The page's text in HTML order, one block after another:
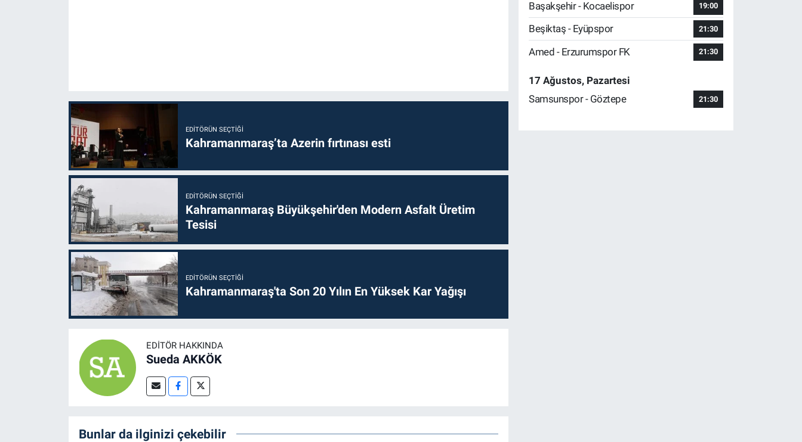
EDITÖRÜN SEÇTIĞI
Kahramanmaraş’ta Azerin fırtınası esti
EDITÖRÜN SEÇTIĞI
Kahramanmaraş Büyükşehir'den Modern Asfalt Üretim
Tesisi
EDITÖRÜN SEÇTIĞI
Kahramanmaraş'ta Son 20 Yılın En Yüksek Kar Yağışı
EDITÖR HAKKINDA
Sueda AKKÖK
Bunlar da ilginizi çekebilir
Başakşehir - Kocaelispor
19:00
Beşiktaş - Eyüpspor 21:30
Amed - Erzurumspor FK 21:30
17 Ağustos, Pazartesi
Samsunspor - Göztepe
21:30